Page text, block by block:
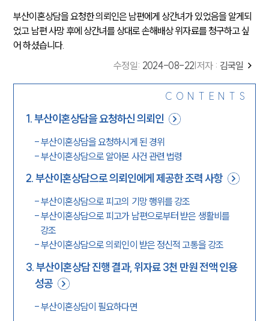
부산이혼상담을 요청한 의뢰인은 남편에게 상간녀가 있었음을 알게되
었고 남편 사망 후에 상간녀를 상대로 손해배상 위자료를 청구하고 싶
어 하셨습니다.
수정일: 2024-08-22 저자 : 김국일
CONTENTS
1.부산이혼상담을 요청하신 의뢰인
-부산이혼상담을 요청하시게 된 경위
-부산이혼상담으로 알아본 사건 관련 법령
2.부산이혼상담으로 의뢰인에게 제공한 조력 사항
-부산이혼상담으로 피고의 기망 행위를 강조
-부산이혼상담으로 피고가 남편으로부터 받은 생활비를
강조
-부산이혼상담으로 의뢰인이 받은 정신적 고통을 강조
3.부산이혼상담 진행 결과, 위자료 3천 만원 전액 인용
성공
-부산이혼상담이 필요하다면